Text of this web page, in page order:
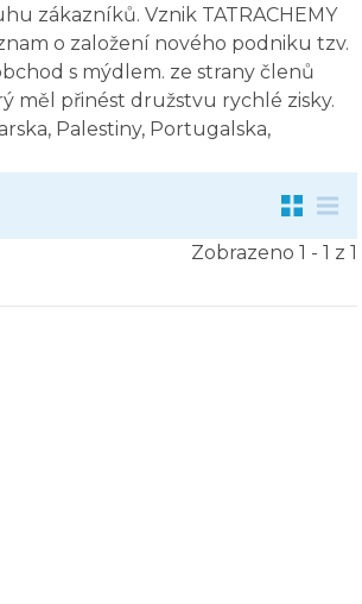
zákazníků. Vznik TATRACHEMY
o založení nového podniku tzv.
s mýdlem. ze strany členů
měl přinést družstvu rychlé zisky.
Palestiny, Portugalska,
Zobrazeno 1 - 1 z 1